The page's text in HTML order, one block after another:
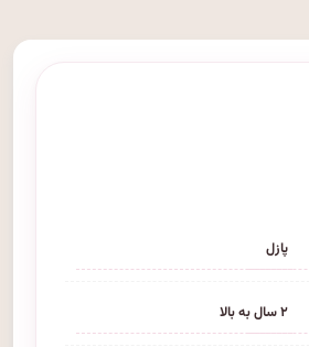
پازل
۲ سال به بالا